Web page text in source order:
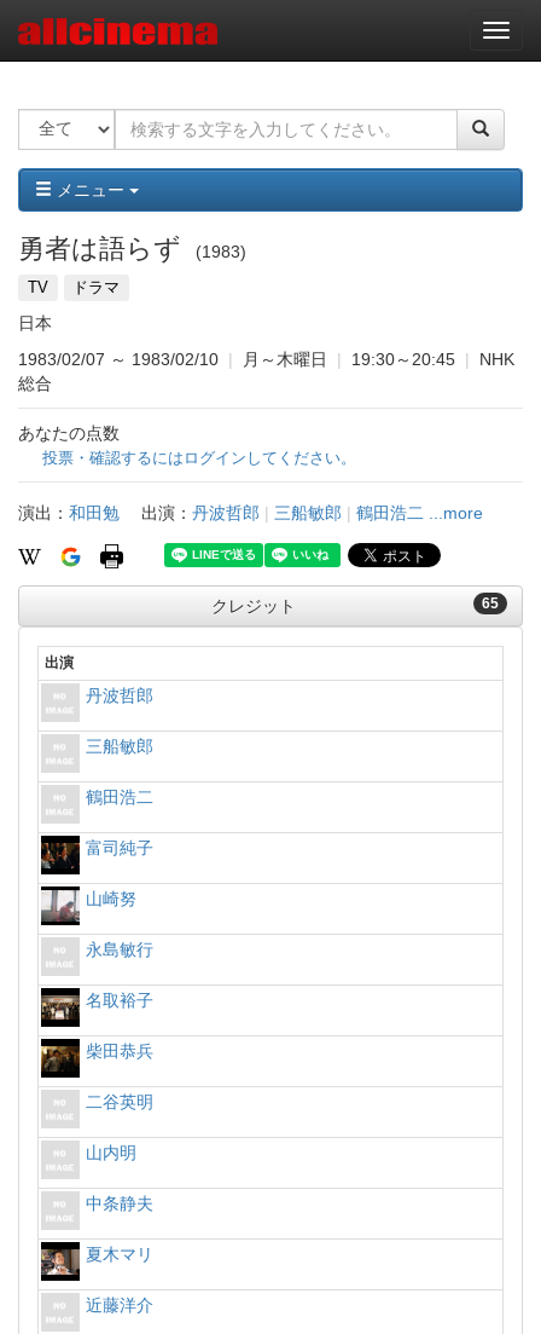
ナ
ビ
ー
ョ
ン
メニュー
勇者は語らず 1983
TV ドラマ
日本
1983/02/07 ～ 1983/02/10 | 月～木曜日 | 19:30～20:45 |
NHK
総合
あなたの点数
投票・確認するにはログインしてください。
演出： 和田勉 出演： 丹波哲郎 | 三船敏郎 | 鶴田浩二 ...more
65
クレジット
出演
丹波哲郎
三船敏郎
鶴田浩二
富司純子
山崎努
永島敏行
名取裕子
柴田恭兵
二谷英明
山内明
中条静夫
夏木マリ
近藤洋介